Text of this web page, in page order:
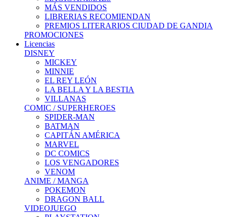
MÁS VENDIDOS
LIBRERIAS RECOMIENDAN
PREMIOS LITERARIOS CIUDAD DE GANDIA
PROMOCIONES
Licencias
DISNEY
MICKEY
MINNIE
EL REY LEÓN
LA BELLA Y LA BESTIA
VILLANAS
COMIC / SUPERHEROES
SPIDER-MAN
BATMAN
CAPITÁN AMÉRICA
MARVEL
DC COMICS
LOS VENGADORES
VENOM
ANIME / MANGA
POKEMON
DRAGON BALL
VIDEOJUEGO